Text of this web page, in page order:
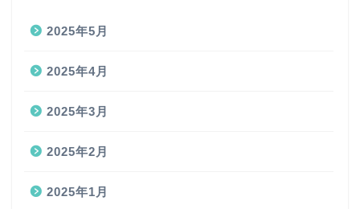
2025年5月
2025年4月
2025年3月
2025年2月
2025年1月